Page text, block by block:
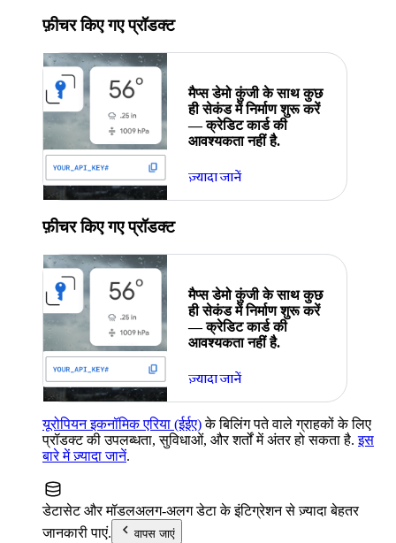
फ़ीचर किए गए प्रॉडक्ट
मैप्स डेमो कुंजी के साथ कुछ
ही सेकंड में निर्माण शुरू करें
— क्रेडिट कार्ड की
आवश्यकता नहीं है.
ज़्यादा जानें
फ़ीचर किए गए प्रॉडक्ट
मैप्स डेमो कुंजी के साथ कुछ
ही सेकंड में निर्माण शुरू करें
— क्रेडिट कार्ड की
आवश्यकता नहीं है.
ज़्यादा जानें
यूरोपियन इकनॉमिक एरिया (ईईए)के बिलिंग पते वाले ग्राहकों के लिए
प्रॉडक्ट की उपलब्धता, सुविधाओं, और शर्तों में अंतर हो सकता है.इस
बारे में ज़्यादा जानें.
डेटासेट और मॉडलअलग-अलग डेटा के इंटिग्रेशन से ज़्यादा बेहतर
जानकारी पाएं.
वापस जाएं